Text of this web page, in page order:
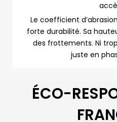
Le coefficient
forte durabilité. Sa
des frottements. Ni
juste en
ÉCO-